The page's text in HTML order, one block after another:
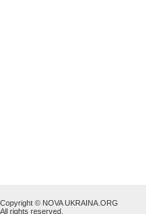
Copyright © NOVA UKRAINA.ORG
All rights reserved.